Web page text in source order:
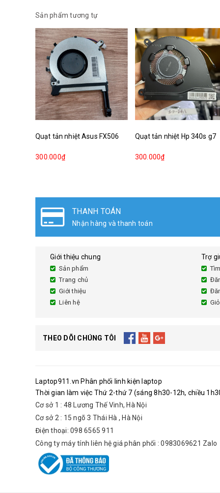
Sản phẩm tương tự
Quạt tản nhiệt Asus FX506
300.000₫
Quạt tản nhiệt Hp 340s g7
300.000₫
ĐỔI TRẢ HÀNG
Đổi sản phẩm lên đến 30 ngày
Giới thiệu chung
Sản phẩm
Trang chủ
Giới thiệu
Liên hệ
Trợ
THEO DÕI CHÚNG TÔI
Laptop911.vn Phân phối linh kiện laptop
Thời gian làm việc Thứ 2-thứ 7 (sáng 8h30-12h, chiều
Cơ sở 1 : 48 Lương Thế Vinh, Hà Nội
Cơ sở 2 : 15 ngõ 3 Thái Hà , Hà Nội
Điện thoại: 098 6565 911
Công ty máy tính liên hệ giá phân phối : 0983069621 Zalo